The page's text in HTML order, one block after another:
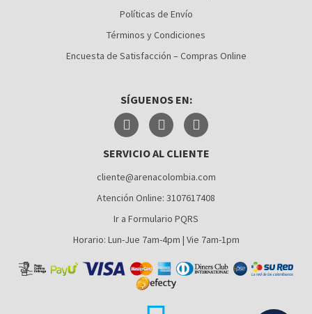
SANTA MARTA
VILLAVICENCIO
Políticas de Envío
Términos y Condiciones
Encuesta de Satisfacción – Compras Online
SÍGUENOS EN:
SERVICIO AL CLIENTE
cliente@arenacolombia.com
Atención Online: 3107617408
Ir a Formulario PQRS
Horario: Lun-Jue 7am-4pm | Vie 7am-1pm